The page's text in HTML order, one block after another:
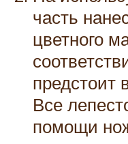
часть
цветного
предстоит
Все
помощи